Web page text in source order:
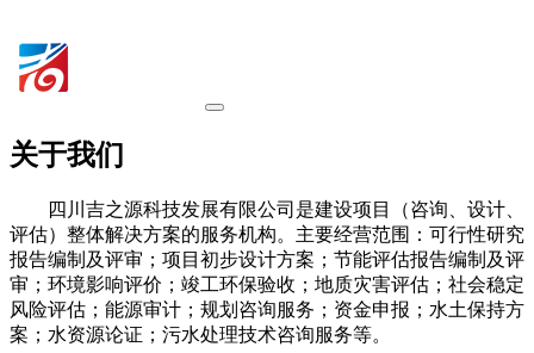
关于我们
四川吉之源科技发展有限公司是建设项目（咨询、设计、
评估）整体解决方案的服务机构。主要经营范围：可行性研究
报告编制及评审；项目初步设计方案；节能评估报告编制及评
审；环境影响评价；竣工环保验收；地质灾害评估；社会稳定
风险评估；能源审计；规划咨询服务；资金申报；水土保持方
案；水资源论证；污水处理技术咨询服务等。